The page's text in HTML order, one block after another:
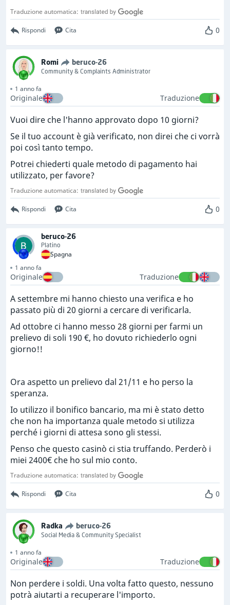
Traduzione automatica:
Rispondi Cita 0
Romi beruco-26
Community & Complaints Administrator
1 anno fa
Originale Traduzione
Vuoi dire che l'hanno approvato dopo 10 giorni?
Se il tuo account è già verificato, non direi che ci vorrà
poi così tanto tempo.
Potrei chiederti quale metodo di pagamento hai
utilizzato, per favore?
Traduzione automatica:
Rispondi Cita 0
beruco-26
Platino
Spagna
1 anno fa
Originale Traduzione
A settembre mi hanno chiesto una verifica e ho
passato più di 20 giorni a cercare di verificarla.
Ad ottobre ci hanno messo 28 giorni per farmi un
prelievo di soli 190 €, ho dovuto richiederlo ogni
giorno!!
Ora aspetto un prelievo dal 21/11 e ho perso la
speranza.
Io utilizzo il bonifico bancario, ma mi è stato detto
che non ha importanza quale metodo si utilizza
perché i giorni di attesa sono gli stessi.
Penso che questo casinò ci stia truffando. Perderò i
miei 2400€ che ho sul mio conto.
Traduzione automatica:
Rispondi Cita 0
Radka beruco-26
Social Media & Community Specialist
1 anno fa
Originale Traduzione
Non perdere i soldi. Una volta fatto questo, nessuno
potrà aiutarti a recuperare l'importo.